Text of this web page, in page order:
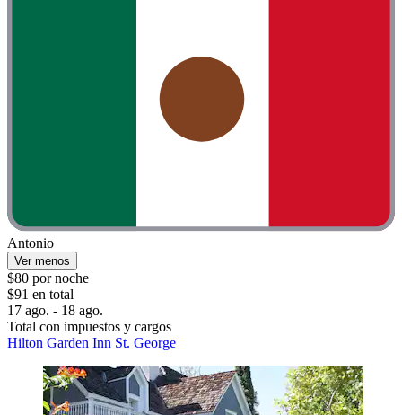
Antonio
Ver menos
$80 por noche
$91 en total
17 ago. - 18 ago.
Total con impuestos y cargos
Hilton Garden Inn St. George